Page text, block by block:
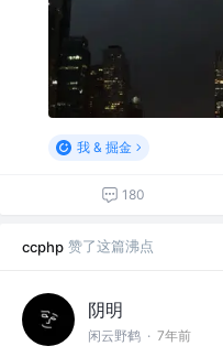
我 & 掘金
180
ccphp 赞了这篇沸点
阴明
闲云野鹤 · 7年前